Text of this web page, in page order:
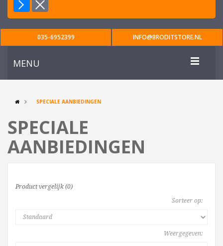
035-6952399 INFO@BRODITSTORE.NL
MENU
SPECIALE AANBIEDINGEN
SPECIALE
AANBIEDINGEN
Product vergelijk (0)
Sorteer op:
Weergegeven: